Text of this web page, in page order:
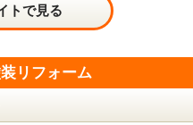
トで見る
リフォーム